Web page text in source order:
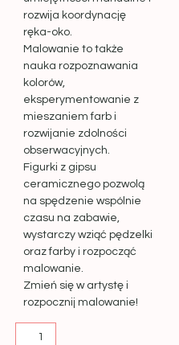
rozwija koordynację
ręka-oko.
Malowanie to także
nauka rozpoznawania
kolorów,
eksperymentowanie z
mieszaniem farb i
rozwijanie zdolności
obserwacyjnych.
Figurki z gipsu
ceramicznego pozwolą
na spędzenie wspólnie
czasu na zabawie,
wystarczy wziąć pędzelki
oraz farby i rozpocząć
malowanie.
Zmień się w artystę i
rozpocznij malowanie!